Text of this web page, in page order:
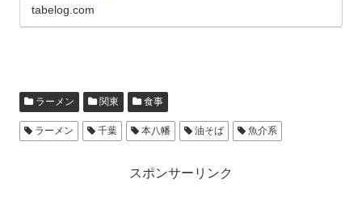
tabelog.com
ラーメン 関東 食事
ラーメン 千葉 本八幡 油そば 魚介系
スポンサーリンク